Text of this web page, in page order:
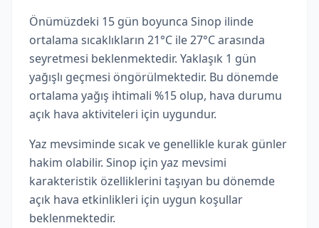
Önümüzdeki 15 gün boyunca Sinop ilinde
ortalama sıcaklıkların 21°C ile 27°C arasında
seyretmesi beklenmektedir. Yaklaşık 1 gün
yağışlı geçmesi öngörülmektedir. Bu dönemde
ortalama yağış ihtimali %15 olup, hava durumu
açık hava aktiviteleri için uygundur.
Yaz mevsiminde sıcak ve genellikle kurak günler
hakim olabilir. Sinop için yaz mevsimi
karakteristik özelliklerini taşıyan bu dönemde
açık hava etkinlikleri için uygun koşullar
beklenmektedir.